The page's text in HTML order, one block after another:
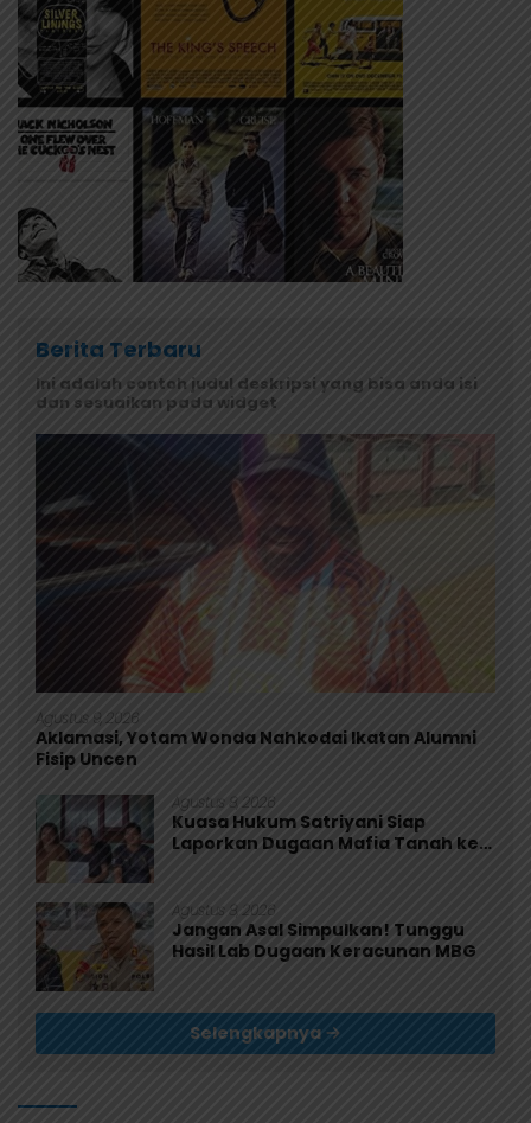
Berita Terbaru
Ini adalah contoh judul deskripsi yang bisa anda isi
dan sesuaikan pada widget
Agustus 9, 2026
Aklamasi, Yotam Wonda Nahkodai Ikatan Alumni
Fisip Uncen
Agustus 8, 2026
Kuasa Hukum Satriyani Siap
Laporkan Dugaan Mafia Tanah ke
Agustus 8, 2026
Jangan Asal Simpulkan! Tunggu
Hasil Lab Dugaan Keracunan MBG
Selengkapnya